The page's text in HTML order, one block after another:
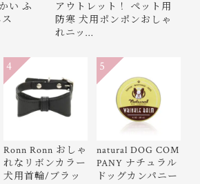
い ふ
アウトレット！ ペット用
防寒 犬用ポンポンおしゃ
れニッ…
Ronn Ronn おしゃ
れなリボンカラー
犬用首輪/ブラッ
4
natural DOG COM
PANY ナチュラル
ドッグカンパニー
5